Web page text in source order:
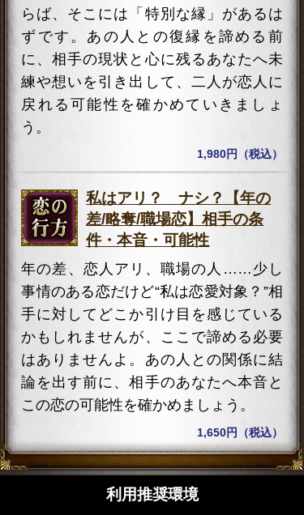
らば、そこには「特別な縁」があるは
ずです。あの人との復縁を諦める前
に、相手の現状と心に残るあなたへ未
練や想いを引き出して、二人が恋人に
戻れる可能性を確かめていきましょ
う。
1,980円（税込）
私はアリ？ ナシ？【年の
差/略奪/職場恋】相手の条
件・本音・可能性
年の差、恋人アリ、職場の人……少し
事情のある恋だけど“私は恋愛対象？”相
手に対してどこか引け目を感じている
かもしれませんが、ここで諦める必要
はありませんよ。あの人との関係に結
論を出す前に、相手のあなたへ本音と
この恋の可能性を確かめましょう。
1,650円（税込）
利用推奨環境